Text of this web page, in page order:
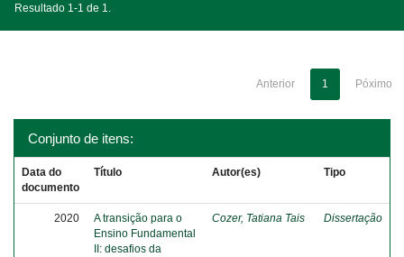
Resultado 1-1 de 1.
Anterior 1 Póximo
Conjunto de itens:
Data do
documento
Título Autor(es) Tipo
2020
A transição para o
Ensino Fundamental
II: desafios da
Cozer, Tatiana Tais Dissertação